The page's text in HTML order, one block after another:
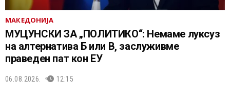
МАКЕДОНИЈА
МУЦУНСКИ ЗА „ПОЛИТИКО“: Немаме луксуз
на алтернатива Б или В, заслуживме
праведен пат кон ЕУ
06.08.2026. 12:15